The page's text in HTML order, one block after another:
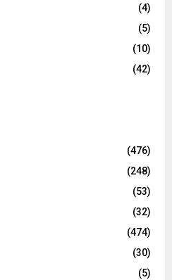
(4)
(5)
(10)
(42)
(476)
(248)
(53)
(32)
(474)
(30)
(5)